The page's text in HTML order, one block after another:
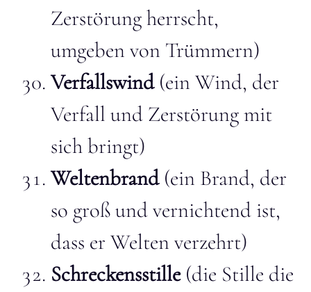
Zerstörung herrscht,
umgeben von Trümmern)
Verfallswind(ein Wind, der
Verfall und Zerstörung mit
sich bringt)
Weltenbrand(ein Brand, der
so groß und vernichtend ist,
dass er Welten verzehrt)
Schreckensstille(die Stille die